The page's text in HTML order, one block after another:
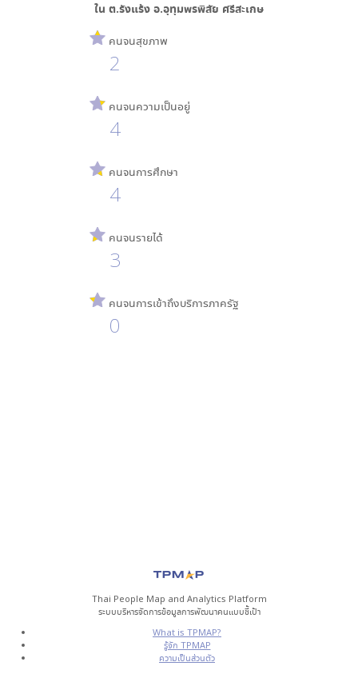
ใน ต.รังแร้ง อ.อุทุมพรพิสัย ศรีสะเกษ
คนจนสุขภาพ
2
คนจนความเป็นอยู่
4
คนจนการศึกษา
4
คนจนรายได้
3
คนจนการเข้าถึงบริการภาครัฐ
0
Thai People Map and Analytics Platform
ระบบบริหารจัดการข้อมูลการพัฒนาคนแบบชี้เป้า
What is TPMAP?
รู้จัก TPMAP
ความเป็นส่วนตัว